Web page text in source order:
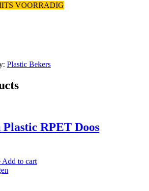
VOORRADIG
Plastic Bekers
RPET Doos
Add to cart